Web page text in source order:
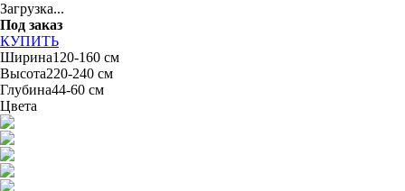
Загрузка...
Под заказ
КУПИТЬ
Ширина120-160 см
Высота220-240 см
Глубина44-60 см
Цвета